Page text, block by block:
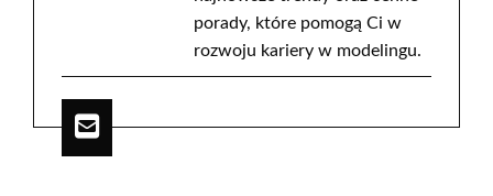
porady, które pomogą Ci w
rozwoju kariery w modelingu.